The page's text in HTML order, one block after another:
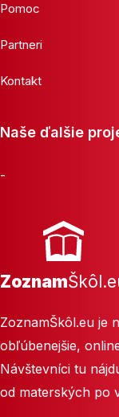
Pomoc
Partneri
Kontakt
Naše ďalšie
-
Zoznam
ZoznamŠkôl.eu je
obľúbenejšie,
Návštevníci tu
od materských po